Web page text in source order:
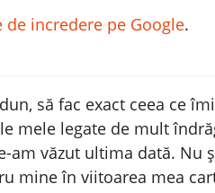
incredere pe Google.
să fac exact ceea ce
mele legate de mult
am văzut ultima dată. Nu
mine în viitoarea mea